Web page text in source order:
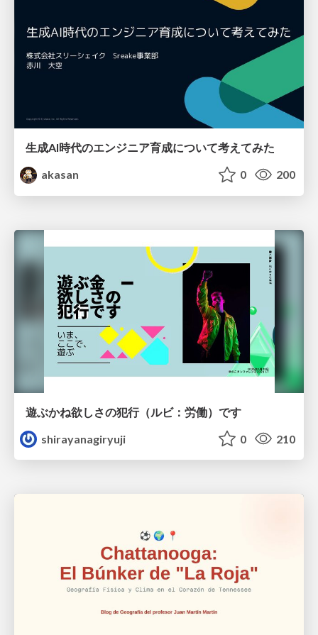
生成AI時代のエンジニア育成について考えてみた
akasan
0 200
遊ぶかね欲しさの犯行（ルビ：労働）です
shirayanagiryuji
0 210